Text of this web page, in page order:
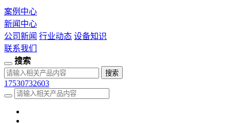
案例中心
新闻中心
公司新闻 行业动态 设备知识
联系我们
搜索
17530732603